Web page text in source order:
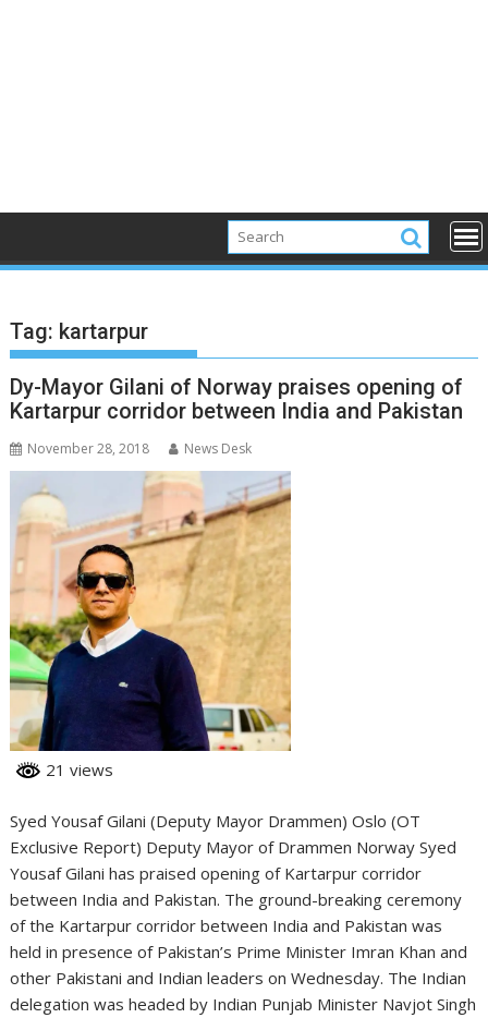
Tag: kartarpur
Dy-Mayor Gilani of Norway praises opening of
Kartarpur corridor between India and Pakistan
November 28, 2018 News Desk
21 views
Syed Yousaf Gilani (Deputy Mayor Drammen) Oslo (OT
Exclusive Report) Deputy Mayor of Drammen Norway Syed
Yousaf Gilani has praised opening of Kartarpur corridor
between India and Pakistan. The ground-breaking ceremony
of the Kartarpur corridor between India and Pakistan was
held in presence of Pakistan’s Prime Minister Imran Khan and
other Pakistani and Indian leaders on Wednesday. The Indian
delegation was headed by Indian Punjab Minister Navjot Singh